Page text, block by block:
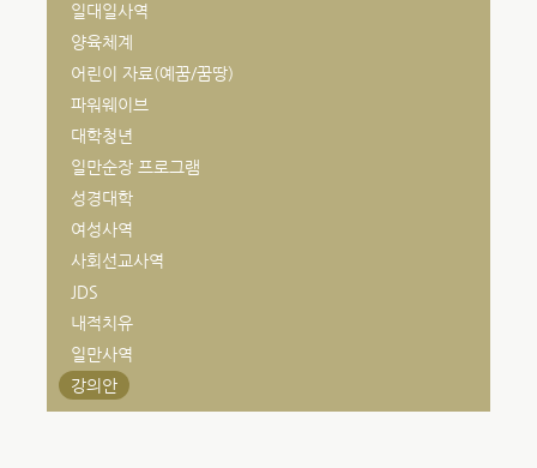
일대일사역
양육체계
어린이 자료(예꿈/꿈땅)
파워웨이브
대학청년
일만순장 프로그램
성경대학
여성사역
사회선교사역
JDS
내적치유
일만사역
강의안